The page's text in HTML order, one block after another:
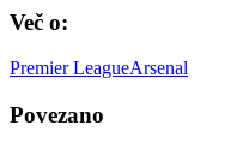
Več o:
Premier LeagueArsenal
Povezano